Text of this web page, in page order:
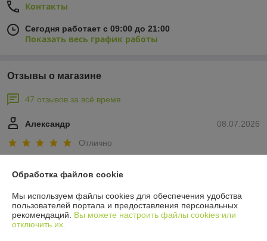
Контакты
Сегодня работает с 09:00 до 21:00
Показать весь график работы
Отзывы о магазине
47 отзывов за всё время
08.07.2026
Александр
Отлично
Покупатель
Очень плохо
В наличии товар отсутствует, а на сайте продавца нет об этом
информации.
Обработка файлов cookie
Мы используем файлы cookies для обеспечения удобства
пользователей портала и предоставления персональных
рекомендаций. Вы можете настроить файлы cookies или
отключить их.